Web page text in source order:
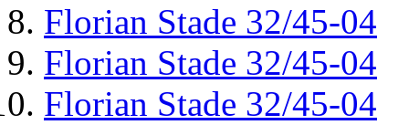
Florian Stade 32/45-04
Florian Stade 32/45-04
Florian Stade 32/45-04